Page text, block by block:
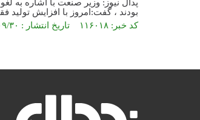
بودند ، گفت:امروز با افزایش تولید فقط زیر ۱۰ هزار دستگاه خودرو کف کارخانه ها هست که
کد خبر: ۱۱۶۰۱۸ تاریخ انتشار : ۱۳۹۸/۰۹/۳۰